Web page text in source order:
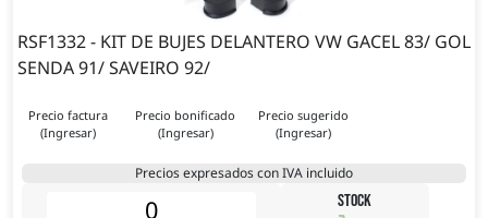
RSF1332 - KIT DE BUJES DELANTERO VW GACEL 83/ GOL
SENDA 91/ SAVEIRO 92/
Precio factura
(Ingresar)
Precio bonificado
(Ingresar)
Precio sugerido
(Ingresar)
Precios expresados con IVA incluido
STOCK